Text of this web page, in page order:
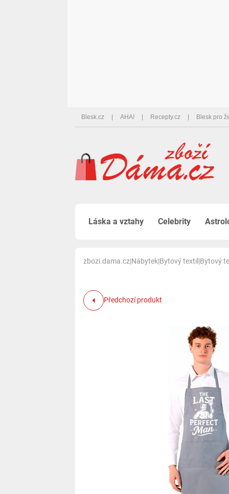
Blesk.cz AHA! Recepty.cz Blesk pro
Láska a vztahy Celebrity
zbozi.dama.cz|Nábytek|Bytový textil |Bytový
Předchozí produkt